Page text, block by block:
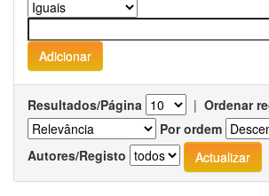
Resultados/Página | Ordenar
Por ordem
Autores/Registo